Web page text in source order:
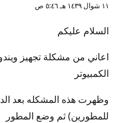
١١ شوال ١٤٣٩ هـ ٥:٤٦ ص
السلام عليكم
اعاني من مشكلة تجهيز
الكمبيوتر
وظهرت هذه المشكله بعد
للمطورين) ثم وضع المطور